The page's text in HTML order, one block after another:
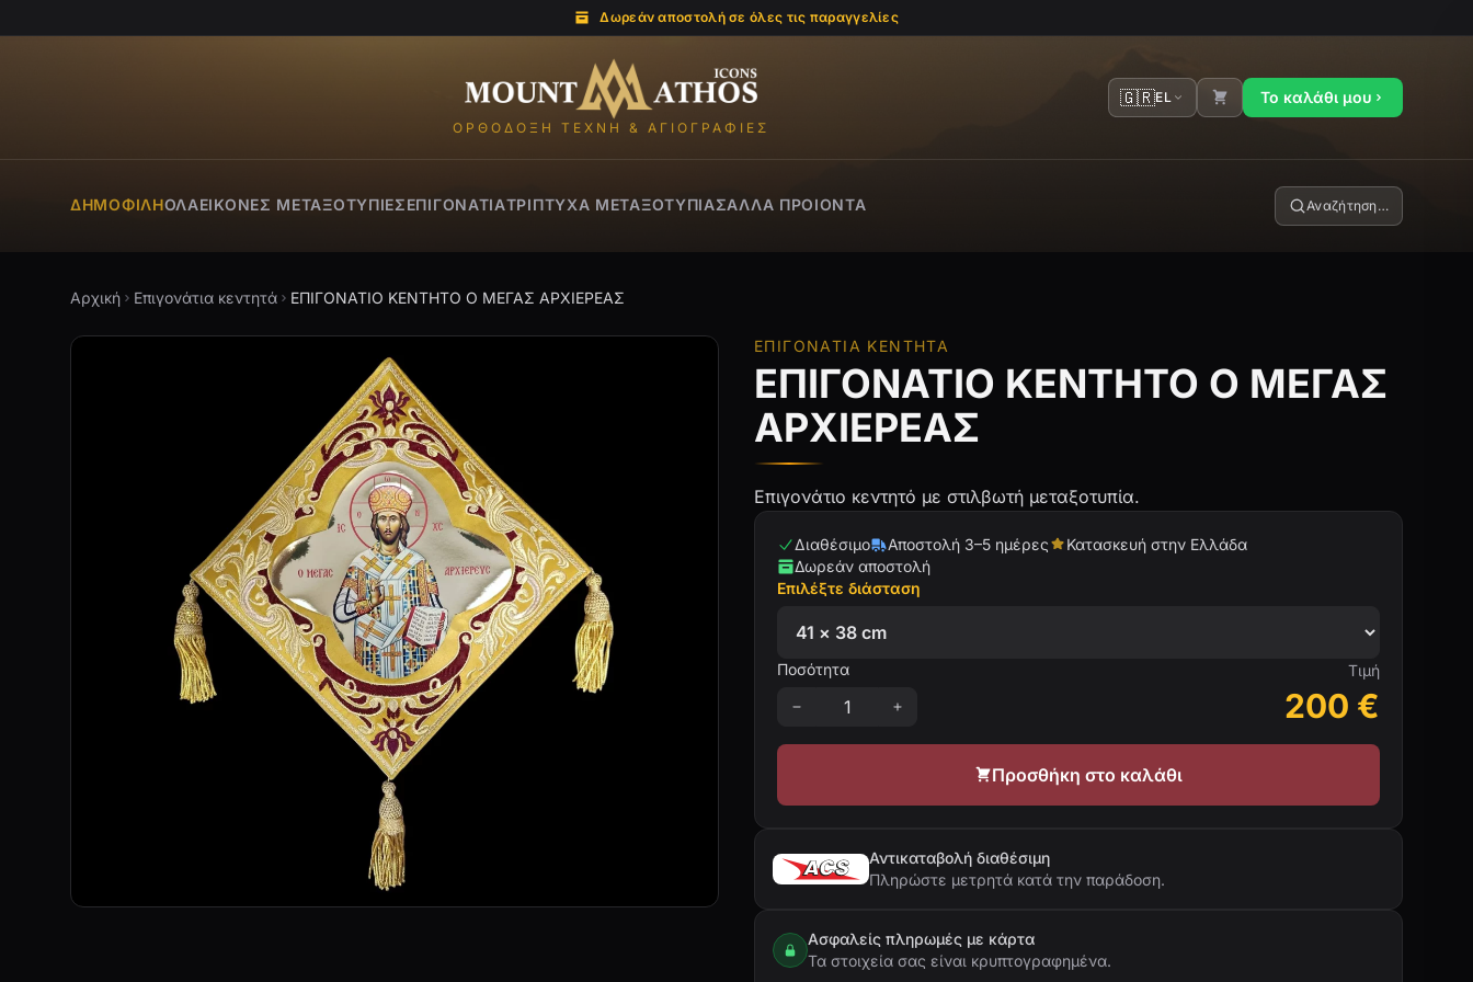
Δωρεάν αποστολή σε όλες τις παραγγελίες
Mount Athos Icons
ΟΡΘΌΔΟΞΗ ΤΈΧΝΗ & ΑΓΙΟΓΡΑΦΊΕΣ
🇬🇷EL Το καλάθι μου
ΔΗΜΟΦΙΛΉΌΛΑΕΙΚΌΝΕΣ ΜΕΤΑΞΟΤΥΠΊΕΣΕΠΙΓΟΝΆΤΙΑΤΡΊΠΤΥΧΑ ΜΕΤΑΞΟΤΥΠΊΑΣΑΛΛΑ ΠΡΟΙΌΝΤΑ Αναζήτηση…
Αρχική Επιγονάτια κεντητά ΕΠΙΓΟΝΑΤΙΟ ΚΕΝΤΗΤΟ Ο ΜΕΓΑΣ ΑΡΧΙΕΡΕΑΣ
ΕΠΙΓΟΝΆΤΙΑ ΚΕΝΤΗΤΆ
ΕΠΙΓΟΝΑΤΙΟ ΚΕΝΤΗΤΟ Ο ΜΕΓΑΣ
ΑΡΧΙΕΡΕΑΣ
Επιγονάτιο κεντητό με στιλβωτή μεταξοτυπία.
Διαθέσιμο Αποστολή 3–5 ημέρες
Κατασκευή στην Ελλάδα
Δωρεάν αποστολή
Επιλέξτε διάσταση
Ποσότητα Τιμή
200 €
Προσθήκη στο καλάθι
Αντικαταβολή διαθέσιμη
Πληρώστε μετρητά κατά την παράδοση.
Ασφαλείς πληρωμές με κάρτα
Τα στοιχεία σας είναι κρυπτογραφημένα.